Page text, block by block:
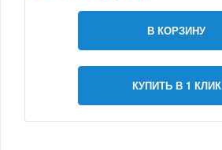
В КОРЗИНУ
КУПИТЬ В 1 КЛИК